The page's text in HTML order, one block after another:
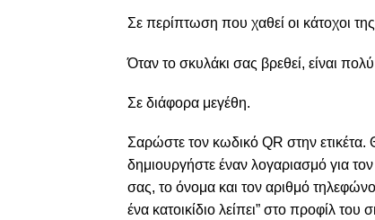
Σε περίπτωση που χαθεί οι κάτοχοι
Όταν το σκυλάκι σας βρεθεί, είναι
Σε διάφορα μεγέθη.
Σαρώστε τον κωδικό QR στην
δημιουργήστε έναν λογαριασμό για
σας, το όνομα και τον αριθμό
ένα κατοικίδιο λείπει” στο προφίλ